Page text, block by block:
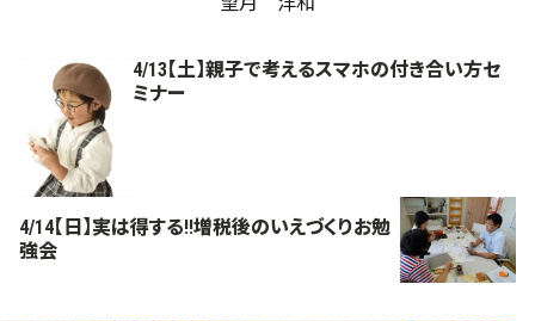
4/13【土】親子で考えるスマホの付き合い方セ
ミナー
4/14【日】実は得する!!増税後のいえづくりお勉
強会